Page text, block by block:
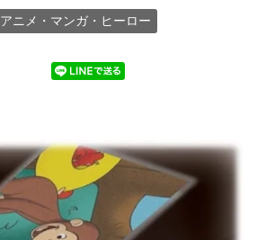
アニメ・マンガ・ヒーロー